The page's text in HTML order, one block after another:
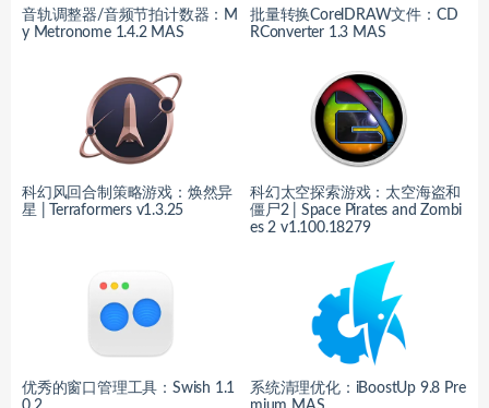
音轨调整器/音频节拍计数器：M
y Metronome 1.4.2 MAS
批量转换CorelDRAW文件：CD
RConverter 1.3 MAS
科幻风回合制策略游戏：焕然异
星 | Terraformers v1.3.25
科幻太空探索游戏：太空海盗和
僵尸2 | Space Pirates and Zombi
es 2 v1.100.18279
优秀的窗口管理工具：Swish 1.1
系统清理优化：iBoostUp 9.8 Pre